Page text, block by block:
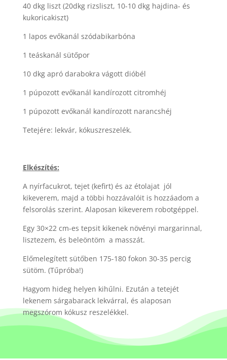
40 dkg liszt (20dkg rizsliszt, 10-10 dkg hajdina- és
kukoricakiszt)
1 lapos evőkanál szódabikarbóna
1 teáskanál sütőpor
10 dkg apró darabokra vágott dióbél
1 púpozott evőkanál kandírozott citromhéj
1 púpozott evőkanál kandírozott narancshéj
Tetejére: lekvár, kókuszreszelék.
Elkészítés:
A nyírfacukrot, tejet (kefirt) és az étolajat jól
kikeverem, majd a többi hozzávalóit is hozzáadom a
felsorolás szerint. Alaposan kikeverem robotgéppel.
Egy 30×22 cm-es tepsit kikenek növényi margarinnal,
lisztezem, és beleöntöm a masszát.
Előmelegített sütőben 175-180 fokon 30-35 percig
sütöm. (Tűpróba!)
Hagyom hideg helyen kihűlni. Ezután a tetejét
lekenem sárgabarack lekvárral, és alaposan
megszórom kókusz reszelékkel.